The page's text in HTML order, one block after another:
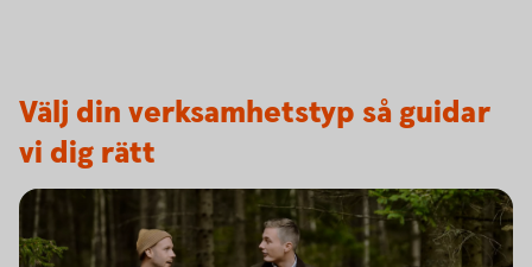
Välj din verksamhetstyp så guidar
vi dig rätt